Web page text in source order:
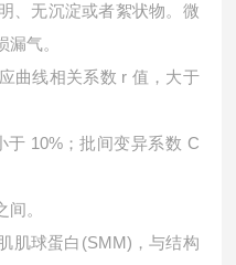
、无沉淀或者絮状物。微
气。
曲线相关系数 r 值，大于
于 10%；批间变异系数 C
。
肌球蛋白(SMM)，与结构